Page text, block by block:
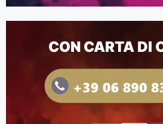
CON CARTA DI